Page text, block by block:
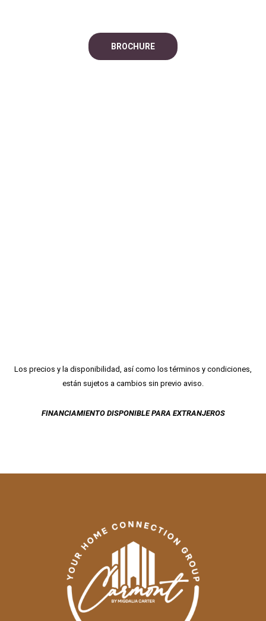
BROCHURE
Los precios y la disponibilidad, así como los términos y condiciones,
están sujetos a cambios sin previo aviso.
FINANCIAMIENTO DISPONIBLE PARA EXTRANJEROS